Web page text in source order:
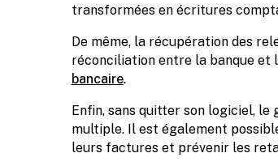
transformées en écritures
De même, la récupération des
réconciliation entre la banque et
bancaire.
Enfin, sans quitter son logiciel,
multiple. Il est également
leurs factures et prévenir les